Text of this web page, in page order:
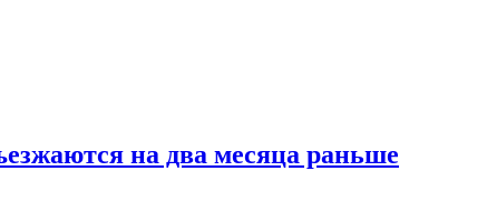
на два месяца раньше